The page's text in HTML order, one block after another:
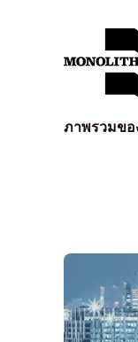
ภาพรวมขอ
การป้
การตร